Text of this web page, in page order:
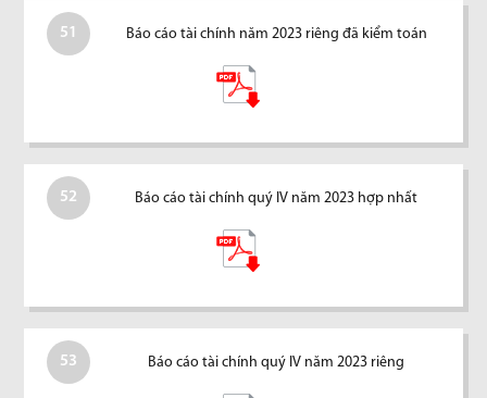
51 Báo cáo tài chính năm 2023 riêng đã kiểm toán
52 Báo cáo tài chính quý IV năm 2023 hợp nhất
53 Báo cáo tài chính quý IV năm 2023 riêng